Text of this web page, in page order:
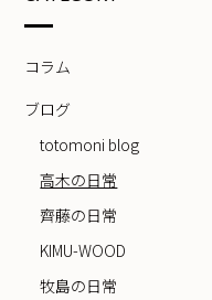
コラム
ブログ
totomoni blog
高木の日常
齊藤の日常
KIMU-WOOD
牧島の日常